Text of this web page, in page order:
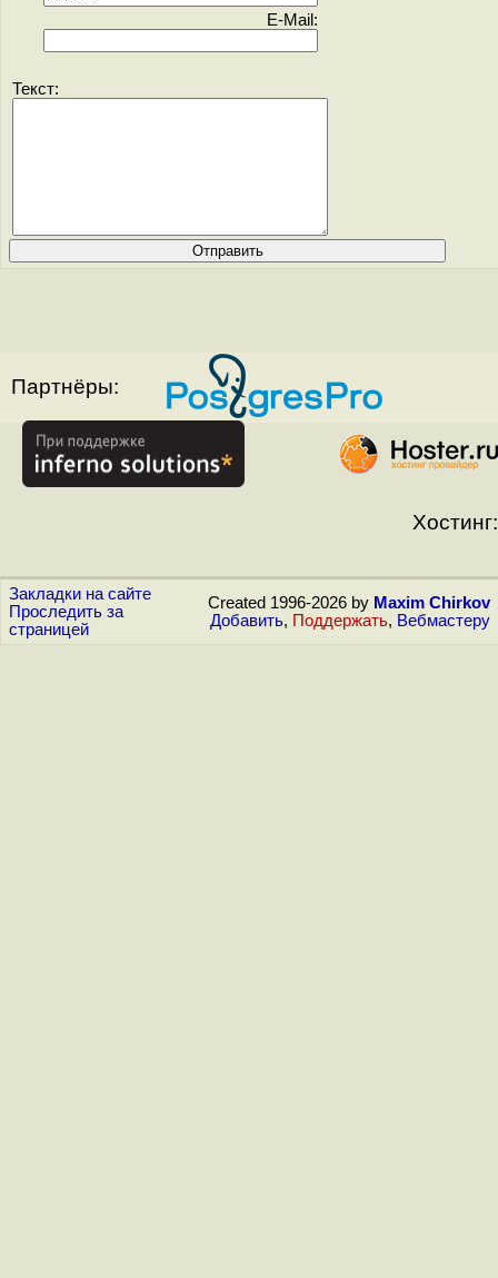
E-Mail:
Текст:
Партнёры:
Хостинг:
Закладки на сайте
Проследить за
страницей
Created 1996-2026 by Maxim Chirkov
Добавить, Поддержать, Вебмастеру